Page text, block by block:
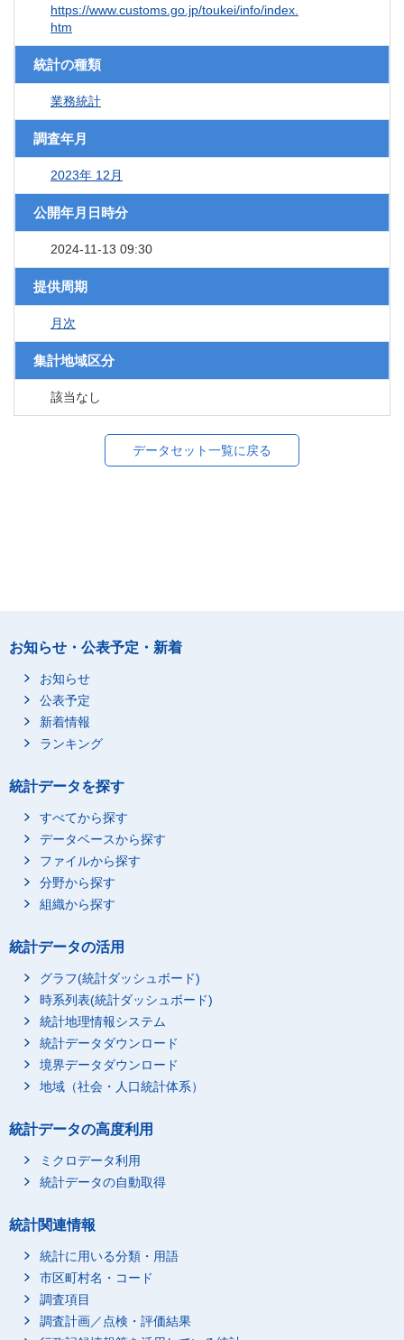
https://www.customs.go.jp/toukei/info/index.
htm
統計の種類
業務統計
調査年月
2023年 12月
公開年月日時分
2024-11-13 09:30
提供周期
月次
集計地域区分
該当なし
データセット一覧に戻る
お知らせ・公表予定・新着
お知らせ
公表予定
新着情報
ランキング
統計データを探す
すべてから探す
データベースから探す
ファイルから探す
分野から探す
組織から探す
統計データの活用
グラフ(統計ダッシュボード)
時系列表(統計ダッシュボード)
統計地理情報システム
統計データダウンロード
境界データダウンロード
地域（社会・人口統計体系）
統計データの高度利用
ミクロデータ利用
統計データの自動取得
統計関連情報
統計に用いる分類・用語
市区町村名・コード
調査項目
調査計画／点検・評価結果